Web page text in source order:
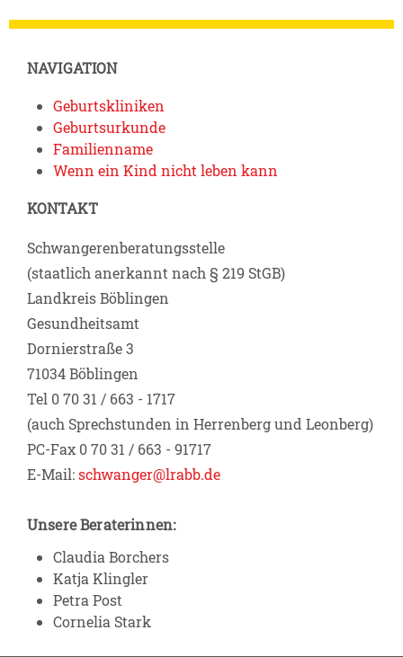
NAVIGATION
Geburtskliniken
Geburtsurkunde
Familienname
Wenn ein Kind nicht leben kann
KONTAKT
Schwangerenberatungsstelle
(staatlich anerkannt nach § 219 StGB)
Landkreis Böblingen
Gesundheitsamt
Dornierstraße 3
71034 Böblingen
Tel 0 70 31 / 663 - 1717
(auch Sprechstunden in Herrenberg und Leonberg)
PC-Fax 0 70 31 / 663 - 91717
E-Mail:schwanger@lrabb.de
Unsere Beraterinnen:
Claudia Borchers
Katja Klingler
Petra Post
Cornelia Stark